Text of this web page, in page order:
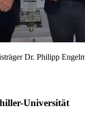
Dr. Philipp
Universität